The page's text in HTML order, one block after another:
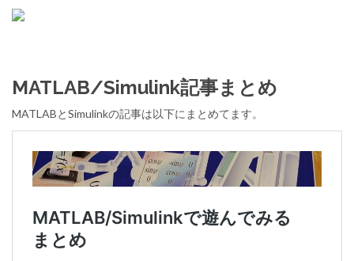
MATLAB/Simulink記事まとめ
MATLABとSimulinkの記事は以下にまとめてます。